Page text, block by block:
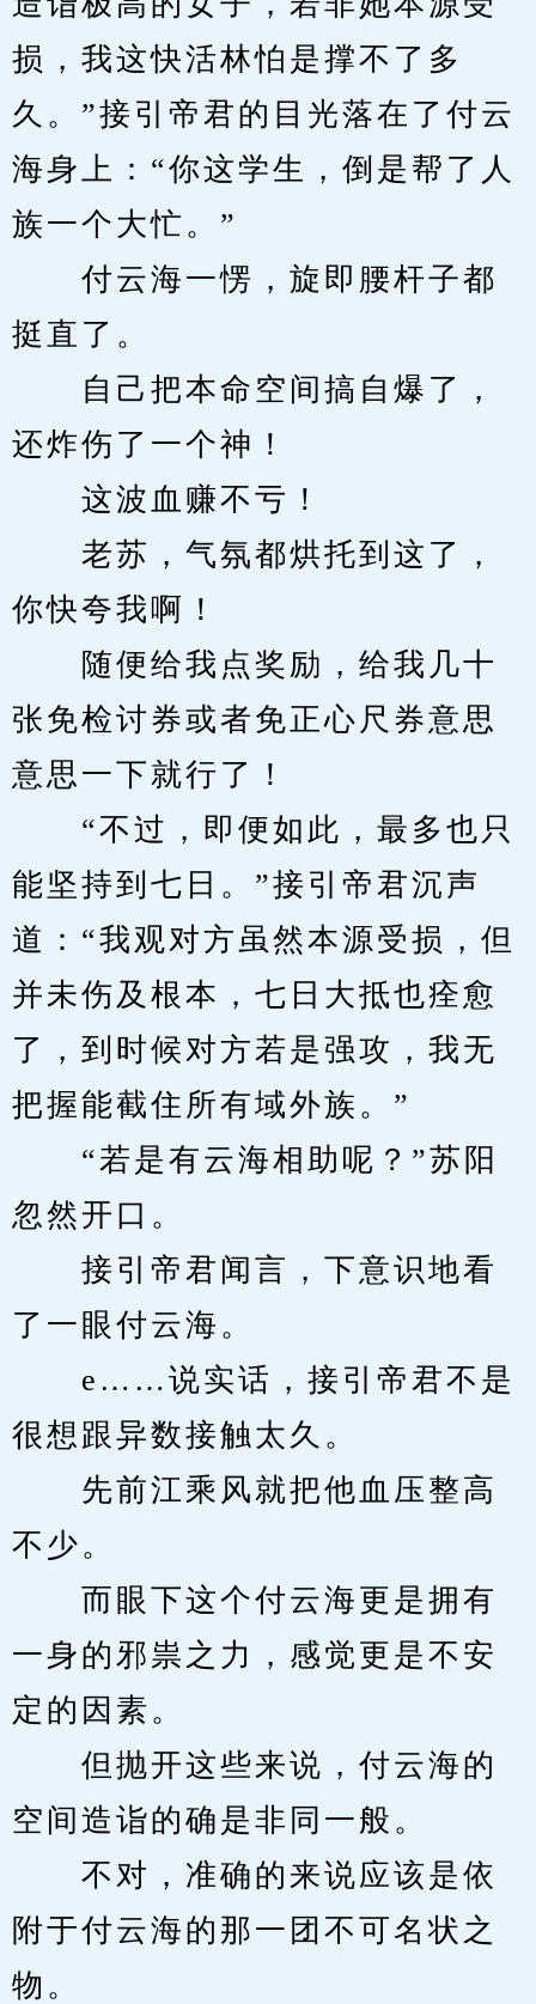
损，我这快活林怕是撑不了多
久。”接引帝君的目光落在了付云
海身上：“你这学生，倒是帮了人
族一个大忙。”
付云海一愣，旋即腰杆子都
挺直了。
自己把本命空间搞自爆了，
还炸伤了一个神！
这波血赚不亏！
老苏，气氛都烘托到这了，
你快夸我啊！
随便给我点奖励，给我几十
张免检讨券或者免正心尺券意思
意思一下就行了！
“不过，即便如此，最多也只
能坚持到七日。”接引帝君沉声
道：“我观对方虽然本源受损，但
并未伤及根本，七日大抵也痊愈
了，到时候对方若是强攻，我无
把握能截住所有域外族。”
“若是有云海相助呢？”苏阳
忽然开口。
接引帝君闻言，下意识地看
了一眼付云海。
e……说实话，接引帝君不是
很想跟异数接触太久。
先前江乘风就把他血压整高
不少。
而眼下这个付云海更是拥有
一身的邪祟之力，感觉更是不安
定的因素。
但抛开这些来说，付云海的
空间造诣的确是非同一般。
不对，准确的来说应该是依
附于付云海的那一团不可名状之
物。